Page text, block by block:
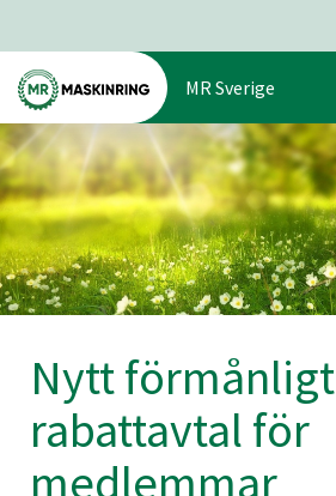
MR Sverige
Nytt förmånligt
rabattavtal för
medlemmar